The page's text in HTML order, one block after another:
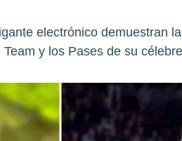
electrónico demuestran
y los Pases de su